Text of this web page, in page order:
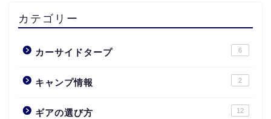
カテゴリー
カーサイドタープ 6
キャンプ情報 2
ギアの選び方 12